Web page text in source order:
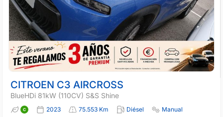
CITROEN C3 AIRCROSS
BlueHDi 81kW (110CV) S&S Shine
2023 75.553 Km Diésel
Manual